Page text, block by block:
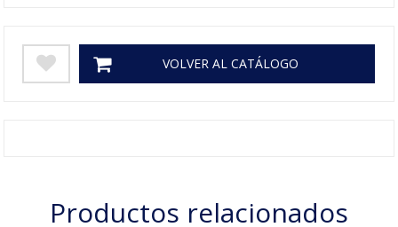
VOLVER AL CATÁLOGO
Productos relacionados